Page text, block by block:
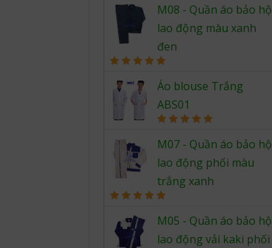
out of 5
M08 - Quần áo bảo hộ
lao động màu xanh
đen
out of 5
Áo blouse Trắng
ABS01
out of 5
M07 - Quần áo bảo hộ
lao động phối màu
trắng xanh
out of 5
M05 - Quần áo bảo hộ
lao động vải kaki phối